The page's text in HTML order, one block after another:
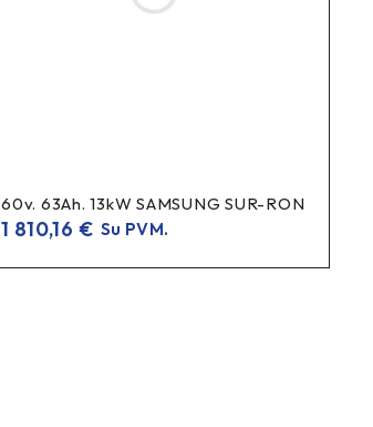
60v. 63Ah. 13kW SAMSUNG SUR-RON
1 810,16 € Su PVM.